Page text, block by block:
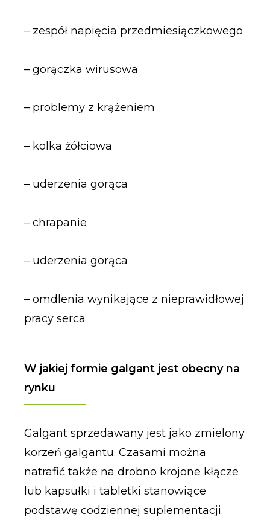
– zespół napięcia przedmiesiączkowego
– gorączka wirusowa
– problemy z krążeniem
– kolka żółciowa
– uderzenia gorąca
– chrapanie
– uderzenia gorąca
– omdlenia wynikające z nieprawidłowej
pracy serca
W jakiej formie galgant jest obecny na
rynku
Galgant sprzedawany jest jako zmielony
korzeń galgantu. Czasami można
natrafić także na drobno krojone kłącze
lub kapsułki i tabletki stanowiące
podstawę codziennej suplementacji.